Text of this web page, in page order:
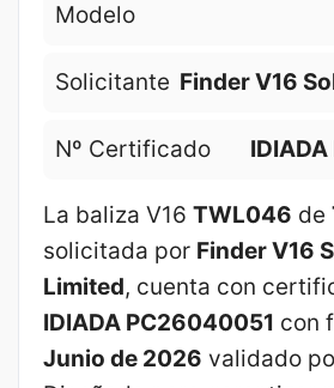
Modelo
Solicitante Finder V16
Nº Certificado
La baliza V16 TWL046 de
solicitada por Finder V16
Limited, cuenta con
IDIADA PC26040051 con
Junio de 2026 validado